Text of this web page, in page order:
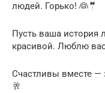
людей. Горько! 👰🤵
Пусть ваша история
красивой. Люблю
Счастливы вместе —
🥂